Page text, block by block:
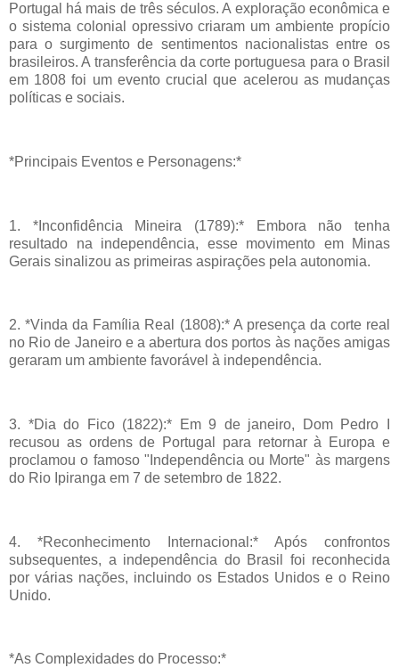
Portugal há mais de três séculos. A exploração econômica e
o sistema colonial opressivo criaram um ambiente propício
para o surgimento de sentimentos nacionalistas entre os
brasileiros. A transferência da corte portuguesa para o Brasil
em 1808 foi um evento crucial que acelerou as mudanças
políticas e sociais.
*Principais Eventos e Personagens:*
1. *Inconfidência Mineira (1789):* Embora não tenha
resultado na independência, esse movimento em Minas
Gerais sinalizou as primeiras aspirações pela autonomia.
2. *Vinda da Família Real (1808):* A presença da corte real
no Rio de Janeiro e a abertura dos portos às nações amigas
geraram um ambiente favorável à independência.
3. *Dia do Fico (1822):* Em 9 de janeiro, Dom Pedro I
recusou as ordens de Portugal para retornar à Europa e
proclamou o famoso "Independência ou Morte" às margens
do Rio Ipiranga em 7 de setembro de 1822.
4. *Reconhecimento Internacional:* Após confrontos
subsequentes, a independência do Brasil foi reconhecida
por várias nações, incluindo os Estados Unidos e o Reino
Unido.
*As Complexidades do Processo:*